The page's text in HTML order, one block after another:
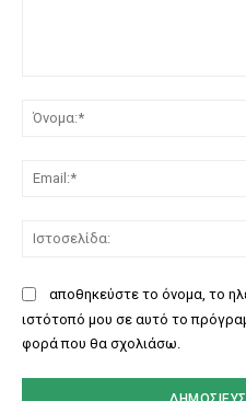
αποθηκεύστε το όνομα, το
ιστότοπό μου σε αυτό το
φορά που θα σχολιάσω.